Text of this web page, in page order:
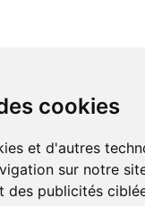
cookies
et d'autres
sur notre
des publicités